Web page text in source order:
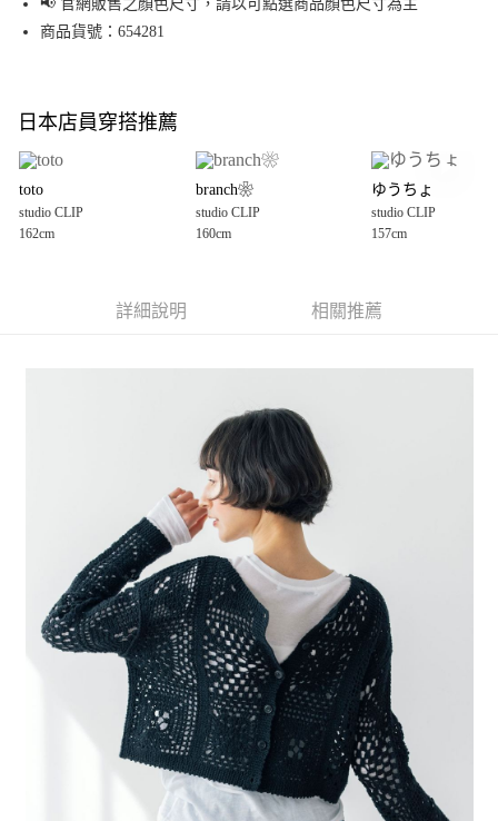
悠遊付
全盈+PAY
大哥付你分期
1.本服務由台灣大哥大提供，台灣大哥大用戶可立即使用無須另外申請。
2.付款方式選擇「大哥付你分期」，訂單成立後會自動跳轉到大哥付的交易
3.實際核准額度、可分期數及費用金額請依後續交易確認頁面所載為準。
4.訂單成立30分鐘內，如未前往確認交易或遇審核未通過，訂單將自動取
2.透過簡訊連結打開帳單後，可選擇「超商條碼／台灣大直營門市／銀行轉
帳／街口支付／iPASS MONEY」等通路繳費。
1.本服務係由「台灣大哥大股份有限公司」（以下簡稱本公司）所提供，讓
用戶於交易時，得透過本服務購買商品或服務，並由商店將買賣／分期付款
買賣價金債權讓與本公司後，依約使用本公司帳單繳交帳款。
2.基於同意付款使用「大哥付你分期」之契約關係目的，商店將以您的個人
資料（包含姓名、電話或地址）提供予台灣大哥大進項蒐集、處理及利用，
由本公司與您本人進行分期帳單所需資料之確認、核對及更正。
3.完整用戶服務條款，請詳閱以下連結：https://oppay.tw/userRule
AFTEE先享後付
３．安心：先確認商品／服務後，再付款。
１．於結帳方式選擇「AFTEE先享後付」後，將跳轉至「AFTEE先享後付」
結帳頁面，進行簡訊認證並確認金額後，即可完成結帳。
２．訂單成立數日內，您將收到繳費通知簡訊。
３．收到繳費通知簡訊後14天內，點擊此簡訊中的連結，可透過四大超商／
ATM／網路銀行／等多元方式進行付款，方視為交易完成。
※ 請注意：結帳手續完成當下不需立刻繳費，但若您需要取消訂單，請聯絡
購買商品的店家。未經商家同意取消之訂單仍視為有效，需透過AFTEE先享
後付繳納相關費用。
※ 交易是否成功請以「AFTEE先享後付 」之結帳頁面顯示為準，若有關於
是否繳費成功／繳費後需取消欲退款等相關疑問，請聯繫「AFTEE先享後付
客戶支援中心」https://netprotections.freshdesk.com/support/home
１．透過由恩沛科技股份有限公司提供之「AFTEE先享後付」服務完成之交
易，需依本服務之必要範圍內提供個人資料，並將交易相關給付款項請求債
權轉讓予恩沛科技股份有限公司。
２．關於個人資料處理事宜，請瀏覽以下網址：
https://aftee.tw/terms/#terms3
３．未成年的使用者請事先徵得法定代理人或監護人之同意方可使用
「AFTEE先享後付」，若未經同意申辦者引起之損失，本公司不負相關責
每筆NT$80，滿NT$888(含以上)免運費
每筆NT$80，滿NT$888(含以上)免運費
每筆NT$80，滿NT$1,500(含以上)免運費
付款後 7-11取貨
每筆NT$80，滿NT$1,500(含以上)免運費
宅配
每筆NT$80，滿NT$1,500(含以上)免運費
📢 官網販售之顏色尺寸，請以可點選商品顏色尺寸為主
商品貨號：654281
日本店員穿搭推薦
toto
studio CLIP
162cm
branch❀
studio CLIP
160cm
ゆうちょ
studio CLIP
157cm
詳細說明 相關推薦